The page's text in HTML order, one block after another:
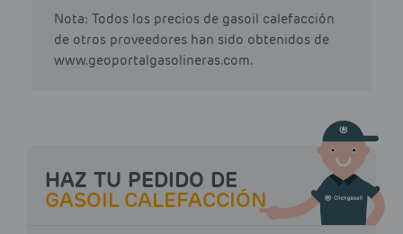
Nota: Todos los precios de gasoil calefacción
de otros proveedores han sido obtenidos de
www.geoportalgasolineras.com.
HAZ TU PEDIDO DE
GASOIL CALEFACCIÓN